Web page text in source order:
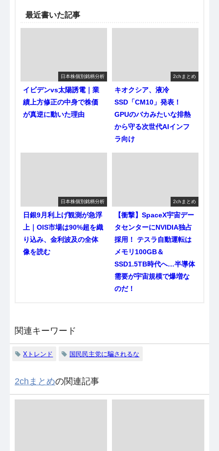
最近書いた記事
日本株個別銘柄分析
イビデンvs太陽誘電｜業
績上方修正の中身で株価
が真逆に動いた理由
2chまとめ
キオクシア、液冷
SSD「CM10」発表！
GPUのバカみたいな排熱
から守る次世代AIインフ
ラ向け
日本株個別銘柄分析
日銀9月利上げ観測が急浮
上｜OIS市場は90%超を織
り込み、金利波及の全体
像を読む
2chまとめ
【衝撃】SpaceX宇宙デー
タセンターにNVIDIA独占
採用！ テスラ自動運転は
メモリ100GB＆
SSD1.5TB時代へ…半導体
需要が宇宙規模で爆増な
のだ！
関連キーワード
Xトレンド 国民民主党に騙されるな
2chまとめの関連記事